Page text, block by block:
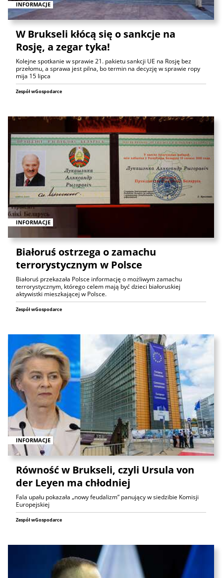
INFORMACJE
W Brukseli kłócą się o sankcje na
Rosję, a zegar tyka!
Kolejne spotkanie w sprawie 21. pakietu sankcji UE na Rosję bez
przełomu, a sprawa jest pilna, bo termin na decyzję w sprawie ropy
mija 15 lipca
Zespół wGospodarce
INFORMACJE
Białoruś ostrzega o zamachu
terrorystycznym w Polsce
Białoruś przekazała Polsce informację o możliwym zamachu
terrorystycznym, którego celem mają być dzieci białoruskiej
aktywistki mieszkającej w Polsce.
Zespół wGospodarce
INFORMACJE
Równość w Brukseli, czyli Ursula von
der Leyen ma chłodniej
Fala upału pokazała „nowy feudalizm” panujący w siedzibie Komisji
Europejskiej
Zespół wGospodarce